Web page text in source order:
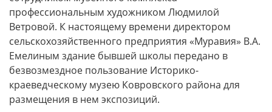
профессиональным художником Людмилой
Ветровой. К настоящему времени директором
сельскохозяйственного предприятия «Муравия» В.А.
Емелиным здание бывшей школы передано в
безвозмездное пользование Историко-
краеведческому музею Ковровского района для
размещения в нем экспозиций.